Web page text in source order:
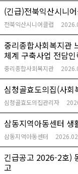
(긴급)전북익산시니
전북익산시니어클럽
중리종합사회복지관
체계 구축사업 전담
중리종합사회복지관
심청골효도의집(사회
심청골효도의집관리자
삼동지역아동센터 생
삼동지역아동센터
긴급공고 2026-2호)
고